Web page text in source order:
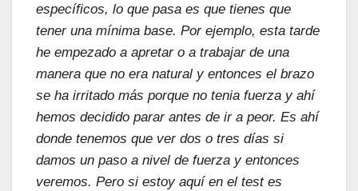
específicos, lo que pasa es que tienes que
tener una mínima base. Por ejemplo, esta tarde
he empezado a apretar o a trabajar de una
manera que no era natural y entonces el brazo
se ha irritado más porque no tenia fuerza y ahí
hemos decidido parar antes de ir a peor. Es ahí
donde tenemos que ver dos o tres días si
damos un paso a nivel de fuerza y entonces
veremos. Pero si estoy aquí en el test es